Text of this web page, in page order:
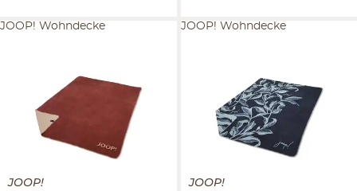
JOOP!
JOOP! Wohndecke
JOOP!
JOOP! Wohndecke